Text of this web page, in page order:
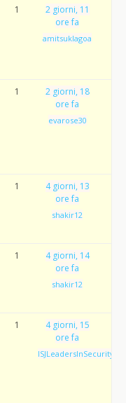
1
2 giorni, 11
ore fa
amitsuklagoa
1
2 giorni, 18
ore fa
evarose30
1
4 giorni, 13
ore fa
shakir12
1
4 giorni, 14
ore fa
shakir12
1
4 giorni, 15
ore fa